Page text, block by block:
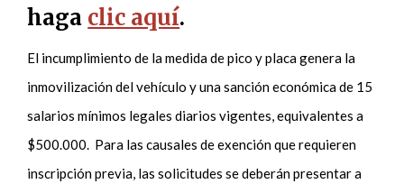
haga clic aquí.
El incumplimiento de la medida de pico y placa genera la
inmovilización del vehículo y una sanción económica de 15
salarios mínimos legales diarios vigentes, equivalentes a
$500.000. Para las causales de exención que requieren
inscripción previa, las solicitudes se deberán presentar a